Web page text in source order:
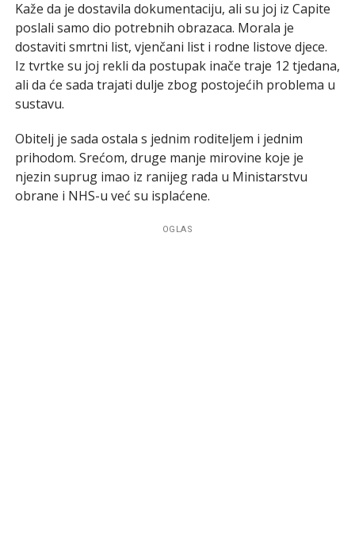
Kaže da je dostavila dokumentaciju, ali su joj iz Capite
poslali samo dio potrebnih obrazaca. Morala je
dostaviti smrtni list, vjenčani list i rodne listove djece.
Iz tvrtke su joj rekli da postupak inače traje 12 tjedana,
ali da će sada trajati dulje zbog postojećih problema u
sustavu.
Obitelj je sada ostala s jednim roditeljem i jednim
prihodom. Srećom, druge manje mirovine koje je
njezin suprug imao iz ranijeg rada u Ministarstvu
obrane i NHS-u već su isplaćene.
OGLAS